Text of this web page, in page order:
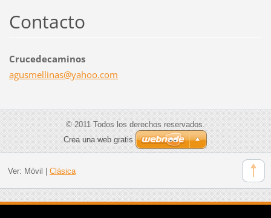
Contacto
Crucedecaminos
agusmellinas@yahoo.com
© 2011 Todos los derechos reservados.
Crea una web gratis
Ver: Móvil Clásica